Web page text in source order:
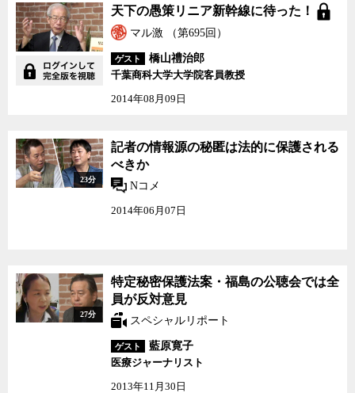
天下の愚策リニア新幹線に待った！
マル激 （第695回）
ゲスト
橋山禮治郎
千葉商科大学大学院客員教授
2014年08月09日
23分
記者の情報源の秘匿は法的に保護される
べきか
Nコメ
2014年06月07日
特定秘密保護法案・福島
の公聴会では全員が反対
意見
27分
特定秘密保護法案・福島の公聴会では全
員が反対意見
スペシャルリポート
ゲスト
藍原寛子
医療ジャーナリスト
2013年11月30日